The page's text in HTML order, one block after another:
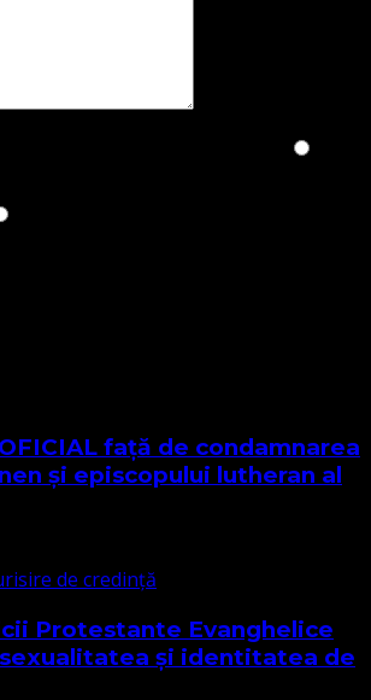
față de condamnarea
și episcopului lutheran al
de credință
Protestante Evanghelice
și identitatea de